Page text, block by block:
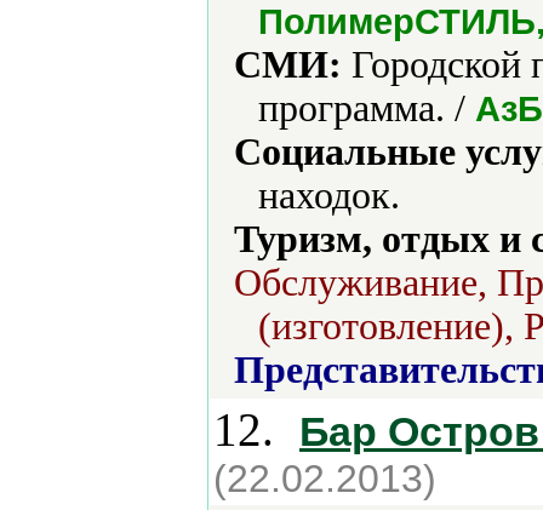
СМИ: Городской
программа. /
Социальные
находок.
Туризм, отдых и
Обслуживание,
(изготовление),
12. Бар
(22.02.2013)